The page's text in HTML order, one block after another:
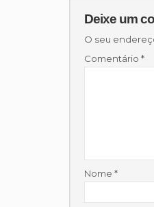
Deixe um
O seu
Comentário *
Nome *